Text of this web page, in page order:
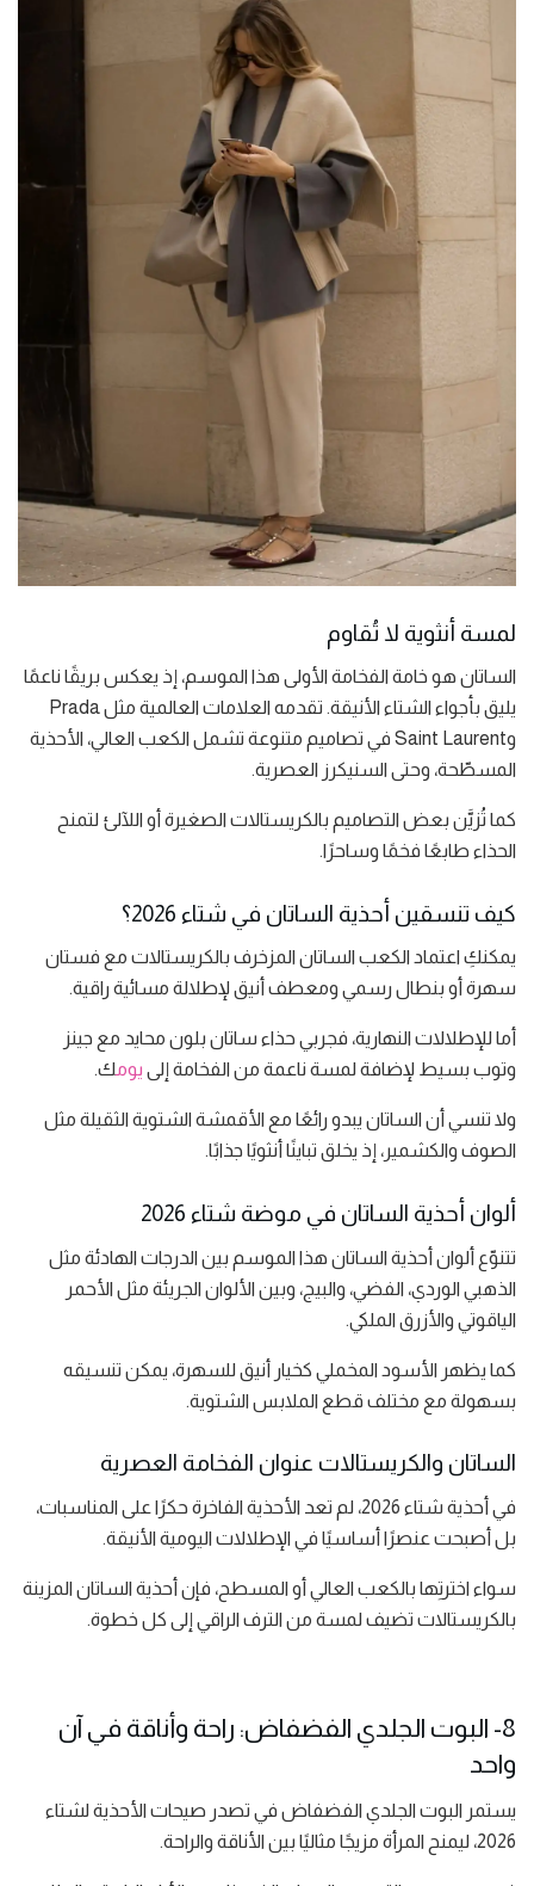
لمسة أنثوية لا تُقاوم
الساتان هو خامة الفخامة الأولى هذا الموسم، إذ يعكس بريقًا ناعمًا
يليق بأجواء الشتاء الأنيقة. تقدمه العلامات العالمية مثل Prada
وSaint Laurent في تصاميم متنوعة تشمل الكعب العالي، الأحذية
المسطّحة، وحتى السنيكرز العصرية.
كما تُزيَّن بعض التصاميم بالكريستالات الصغيرة أو اللآلئ لتمنح
الحذاء طابعًا فخمًا وساحرًا.
كيف تنسقين أحذية الساتان في شتاء 2026؟
يمكنكِ اعتماد الكعب الساتان المزخرف بالكريستالات مع فستان
سهرة أو بنطال رسمي ومعطف أنيق لإطلالة مسائية راقية.
أما للإطلالات النهارية، فجربي حذاء ساتان بلون محايد مع جينز
وتوب بسيط لإضافة لمسة ناعمة من الفخامة إلى يومك.
ولا تنسي أن الساتان يبدو رائعًا مع الأقمشة الشتوية الثقيلة مثل
الصوف والكشمير، إذ يخلق تباينًا أنثويًا جذابًا.
ألوان أحذية الساتان في موضة شتاء 2026
تتنوّع ألوان أحذية الساتان هذا الموسم بين الدرجات الهادئة مثل
الذهبي الوردي، الفضي، والبيج، وبين الألوان الجريئة مثل الأحمر
الياقوتي والأزرق الملكي.
كما يظهر الأسود المخملي كخيار أنيق للسهرة، يمكن تنسيقه
بسهولة مع مختلف قطع الملابس الشتوية.
الساتان والكريستالات عنوان الفخامة العصرية
في أحذية شتاء 2026، لم تعد الأحذية الفاخرة حكرًا على المناسبات،
بل أصبحت عنصرًا أساسيًا في الإطلالات اليومية الأنيقة.
سواء اخترتِها بالكعب العالي أو المسطح، فإن أحذية الساتان المزينة
بالكريستالات تضيف لمسة من الترف الراقي إلى كل خطوة.
8- البوت الجلدي الفضفاض: راحة وأناقة في آن
واحد
يستمر البوت الجلدي الفضفاض في تصدر صيحات الأحذية لشتاء
2026، ليمنح المرأة مزيجًا مثاليًا بين الأناقة والراحة.